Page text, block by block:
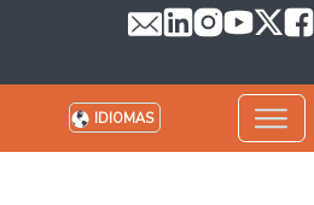
IDIOMAS